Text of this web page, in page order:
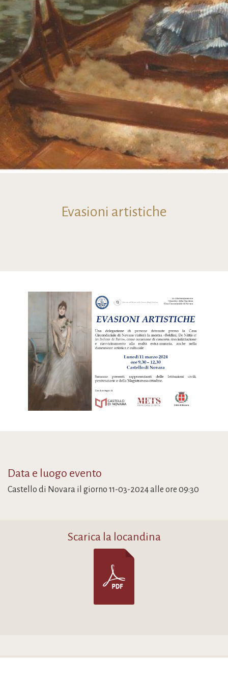
Evasioni artistiche
Data e luogo evento
Castello di Novara il giorno 11-03-2024 alle ore 09:30
Scarica la locandina